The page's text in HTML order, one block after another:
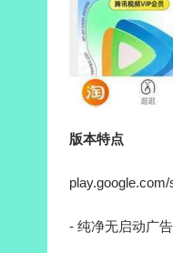
版本特点
- 纯净无启动广